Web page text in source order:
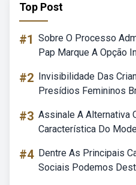
Top Post
#1 Sobre O Processo
Pap Marque A Opção
#2 Invisibilidade Das
Presídios Femininos
#3 Assinale A Alternativa
Característica Do
#4 Dentre As Principais
Sociais Podemos